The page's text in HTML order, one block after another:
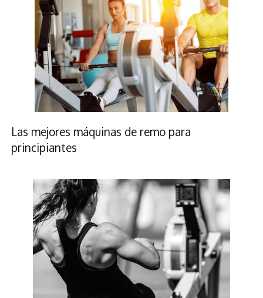
Las mejores máquinas de remo para
principiantes